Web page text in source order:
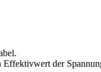
Effektivwert der